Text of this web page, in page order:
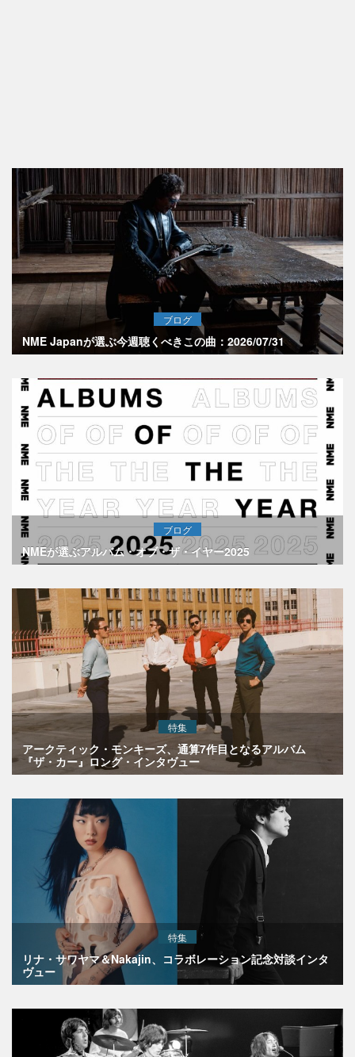
ブログ
NME Japanが選ぶ今週聴くべきこの曲：2026/07/31
ブログ
NMEが選ぶアルバム・オブ・ザ・イヤー2025
特集
アークティック・モンキーズ、通算7作目となるアルバム
『ザ・カー』ロング・インタヴュー
特集
リナ・サワヤマ＆Nakajin、コラボレーション記念対談インタ
ヴュー